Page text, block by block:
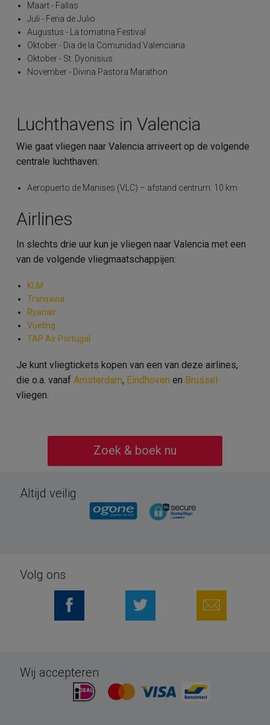
Maart - Fallas
Juli - Feria de Julio
Augustus - La tomatina Festival
Oktober - Dia de la Comunidad Valenciana
Oktober - St. Dyonisius
November - Divina Pastora Marathon
Luchthavens in Valencia
Wie gaat vliegen naar Valencia arriveert op de volgende
centrale luchthaven:
Aeropuerto de Manises (VLC) – afstand centrum: 10 km
Airlines
In slechts drie uur kun je vliegen naar Valencia met een
van de volgende vliegmaatschappijen:
KLM
Transavia
Ryanair
Vueling
TAP Air Portugal
Je kunt vliegtickets kopen van een van deze airlines,
die o.a. vanaf Amsterdam, Eindhoven en Brussel
vliegen.
Zoek & boek nu
Altijd veilig
Volg ons
Wij accepteren